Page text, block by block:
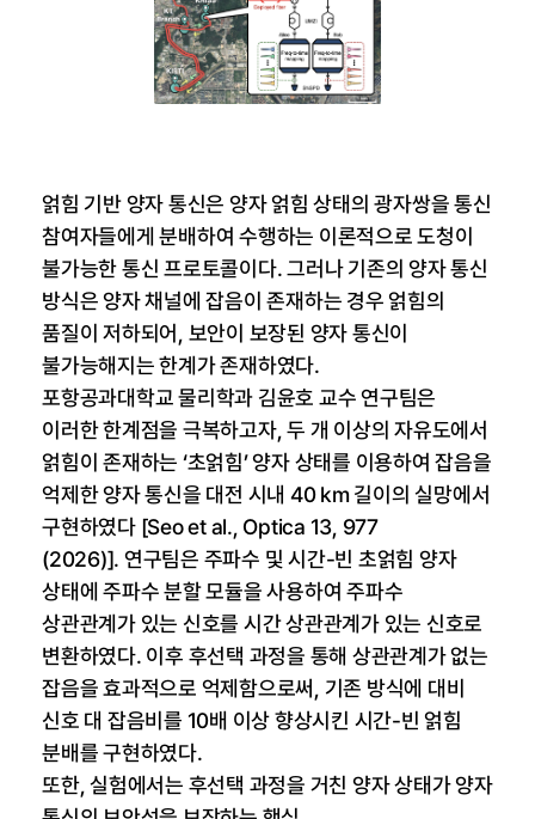
얽힘 기반 양자 통신은 양자 얽힘 상태의 광자쌍을 통신
참여자들에게 분배하여 수행하는 이론적으로 도청이
불가능한 통신 프로토콜이다. 그러나 기존의 양자 통신
방식은 양자 채널에 잡음이 존재하는 경우 얽힘의
품질이 저하되어, 보안이 보장된 양자 통신이
불가능해지는 한계가 존재하였다.
포항공과대학교 물리학과 김윤호 교수 연구팀은
이러한 한계점을 극복하고자, 두 개 이상의 자유도에서
얽힘이 존재하는 ‘초얽힘’ 양자 상태를 이용하여 잡음을
억제한 양자 통신을 대전 시내 40 km 길이의 실망에서
구현하였다 [Seo et al., Optica 13, 977
(2026)]. 연구팀은 주파수 및 시간-빈 초얽힘 양자
상태에 주파수 분할 모듈을 사용하여 주파수
상관관계가 있는 신호를 시간 상관관계가 있는 신호로
변환하였다. 이후 후선택 과정을 통해 상관관계가 없는
잡음을 효과적으로 억제함으로써, 기존 방식에 대비
신호 대 잡음비를 10배 이상 향상시킨 시간-빈 얽힘
분배를 구현하였다.
또한, 실험에서는 후선택 과정을 거친 양자 상태가 양자